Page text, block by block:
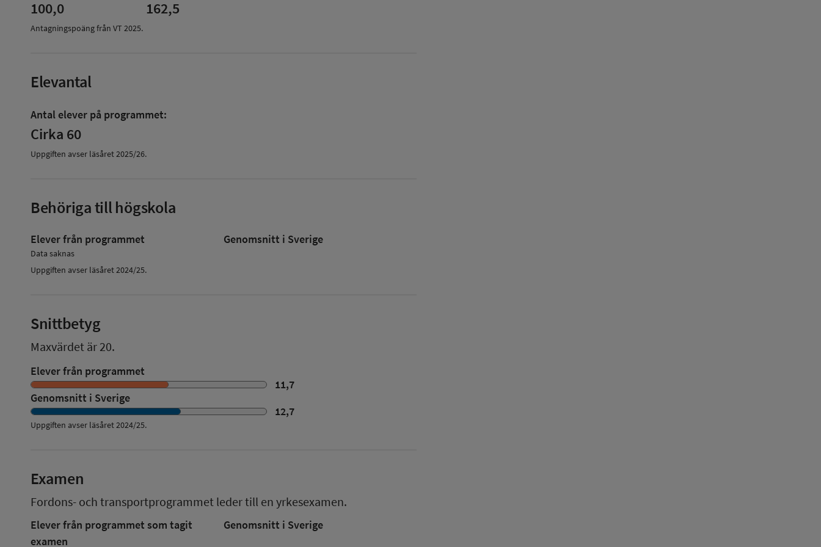
100,0 162,5
Antagningspoäng från VT 2025.
Elevantal
Antal elever på programmet:
Cirka 60
Uppgiften avser läsåret2025/26.
Behöriga till högskola
Elever från programmet
Data saknas
Genomsnitt i Sverige
Uppgiften avser läsåret 2024/25.
Snittbetyg
Maxvärdet är 20.
Elever från programmet
11,7
Genomsnitt i Sverige
12,7
Uppgiften avser läsåret2024/25.
Examen
Fordons- och transportprogrammet leder till en yrkesexamen.
Elever från programmet som tagit
examen
Genomsnitt i Sverige